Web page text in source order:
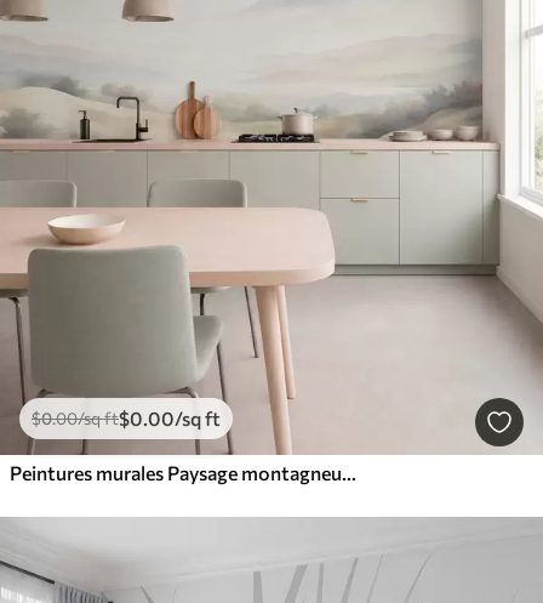
$0.00/sq ft$0.00/sq ft
Peintures murales Paysage montagneux aux reliefs variés